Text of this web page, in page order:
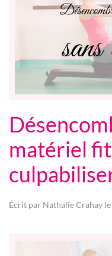
matériel
Écrit par Nathalie Crahay le